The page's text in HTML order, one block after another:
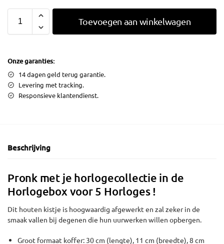
Toevoegen aan winkelwagen
Onze garanties:
14 dagen geld terug garantie.
Levering met tracking.
Responsieve klantendienst.
Beschrijving
Pronk met je horlogecollectie in de
Horlogebox voor 5 Horloges !
Dit houten kistje is hoogwaardig afgewerkt en zal zeker in de
smaak vallen bij degenen die hun uurwerken willen opbergen.
Groot formaat koffer: 30 cm (lengte), 11 cm (breedte), 8 cm